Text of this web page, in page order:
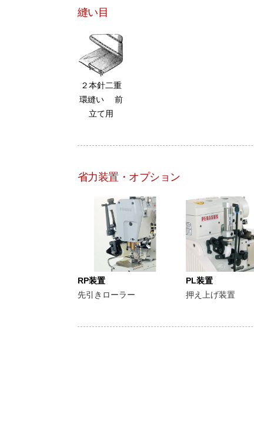
縫い目
２本針二重
環縫い 前
立て用
省力装置・オプション
RP装置
先引きローラー
PL装置
押え上げ装置